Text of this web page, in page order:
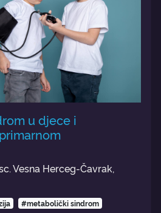
u djece i
Vesna Herceg-Čavrak,
#metabolički sindrom